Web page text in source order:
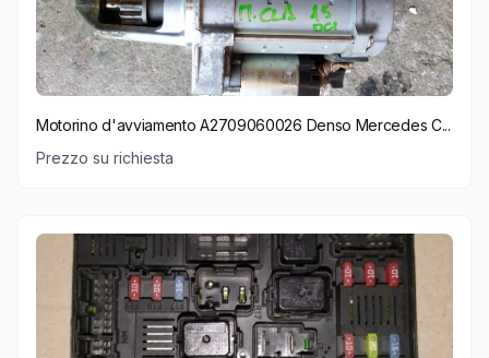
Motorino d'avviamento A2709060026 Denso Mercedes C...
Prezzo su richiesta